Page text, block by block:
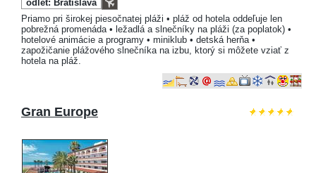
odlet: Bratislava
Priamo pri širokej piesočnatej pláži • pláž od hotela oddeľuje len
pobrežná promenáda • ležadlá a slnečníky na pláži (za poplatok) •
hotelové animácie a programy • miniklub • detská herňa •
zapožičanie plážového slnečníka na izbu, ktorý si môžete vziať z
hotela na pláž.
Gran Europe